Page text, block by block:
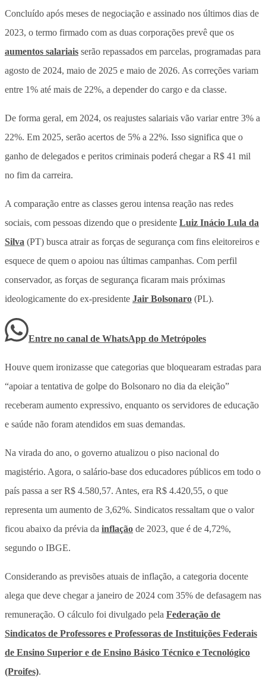
Concluído após meses de negociação e assinado nos últimos dias de
2023, o termo firmado com as duas corporações prevê que os
aumentos salariais serão repassados em parcelas, programadas para
agosto de 2024, maio de 2025 e maio de 2026. As correções variam
entre 1% até mais de 22%, a depender do cargo e da classe.
De forma geral, em 2024, os reajustes salariais vão variar entre 3% a
22%. Em 2025, serão acertos de 5% a 22%. Isso significa que o
ganho de delegados e peritos criminais poderá chegar a R$ 41 mil
no fim da carreira.
A comparação entre as classes gerou intensa reação nas redes
sociais, com pessoas dizendo que o presidente Luiz Inácio Lula da
Silva (PT) busca atrair as forças de segurança com fins eleitoreiros e
esquece de quem o apoiou nas últimas campanhas. Com perfil
conservador, as forças de segurança ficaram mais próximas
ideologicamente do ex-presidente Jair Bolsonaro (PL).
Entre no canal de WhatsApp do Metrópoles
Houve quem ironizasse que categorias que bloquearam estradas para
“apoiar a tentativa de golpe do Bolsonaro no dia da eleição”
receberam aumento expressivo, enquanto os servidores de educação
e saúde não foram atendidos em suas demandas.
Na virada do ano, o governo atualizou o piso nacional do
magistério. Agora, o salário-base dos educadores públicos em todo o
país passa a ser R$ 4.580,57. Antes, era R$ 4.420,55, o que
representa um aumento de 3,62%. Sindicatos ressaltam que o valor
ficou abaixo da prévia da inflação de 2023, que é de 4,72%,
segundo o IBGE.
Considerando as previsões atuais de inflação, a categoria docente
alega que deve chegar a janeiro de 2024 com 35% de defasagem nas
remuneração. O cálculo foi divulgado pela Federação de
Sindicatos de Professores e Professoras de Instituições Federais
de Ensino Superior e de Ensino Básico Técnico e Tecnológico
(Proifes).